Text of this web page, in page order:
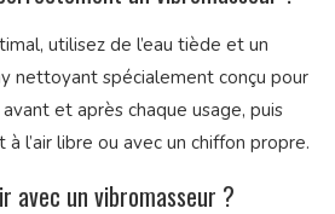
utilisez de l’eau tiède et un
nettoyant spécialement conçu pour
et après chaque usage, puis
l’air libre ou avec un chiffon propre.
avec un vibromasseur ?